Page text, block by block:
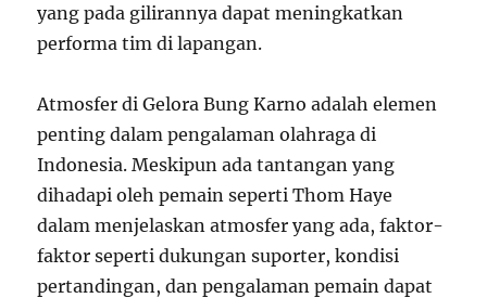
yang pada gilirannya dapat meningkatkan
performa tim di lapangan.
Atmosfer di Gelora Bung Karno adalah elemen
penting dalam pengalaman olahraga di
Indonesia. Meskipun ada tantangan yang
dihadapi oleh pemain seperti Thom Haye
dalam menjelaskan atmosfer yang ada, faktor-
faktor seperti dukungan suporter, kondisi
pertandingan, dan pengalaman pemain dapat